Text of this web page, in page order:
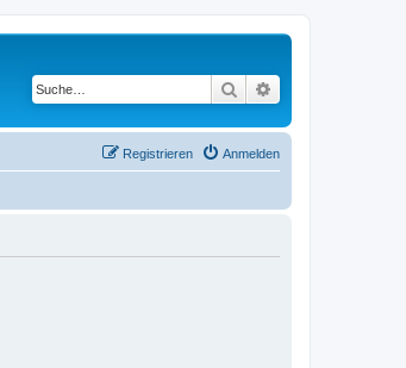
Suche
Anmelden
Registrieren